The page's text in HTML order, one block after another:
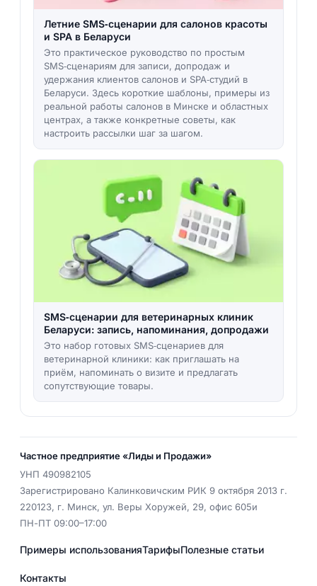
Летние SMS‑сценарии для салонов красоты
и SPA в Беларуси
Это практическое руководство по простым
SMS‑сценариям для записи, допродаж и
удержания клиентов салонов и SPA‑студий в
Беларуси. Здесь короткие шаблоны, примеры из
реальной работы салонов в Минске и областных
центрах, а также конкретные советы, как
настроить рассылки шаг за шагом.
SMS‑сценарии для ветеринарных клиник
Беларуси: запись, напоминания, допродажи
Это набор готовых SMS‑сценариев для
ветеринарной клиники: как приглашать на
приём, напоминать о визите и предлагать
сопутствующие товары.
Частное предприятие «Лиды и Продажи»
УНП 490982105
Зарегистрировано Калинковичским РИК 9 октября 2013 г.
220123, г. Минск, ул. Веры Хоружей, 29, офис 605и
ПН-ПТ 09:00–17:00
Примеры использованияТарифыПолезные статьи
Контакты